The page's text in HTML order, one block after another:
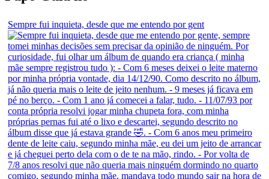
Sempre fui inquieta, desde que me entendo por gent